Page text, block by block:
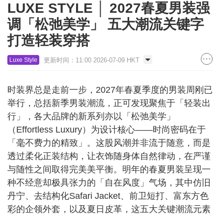
LUXE STYLE │ 2027春夏男装强
调「松弛美学」 五大潮流关键字
打造轻装穿搭
Luxe Style 更新时间：11:00 2026-07-09 HKT
时装界总是走前一步，2027年春夏季度的男装周刚已
举行，总括新季男装潮流，正可发现聚焦于「轻装出
行」，各大品牌的新系列亦以「松弛美学」
（Effortless Luxury）为设计核心——时尚密码在于
「毫不费力的精致」。这股风潮并非流于随意，而是
透过柔化正装结构，让衣饰随身体自然律动，在严谨
与随性之间取得完美美平衡。明年的春夏男装呈现一
种不经意却极具张力的「自在风度」气场，其中仿旧
丹宁、去结构化Safari Jacket、前卫短打、富东方色
彩的企领外套，以及夏日皮革，这五大关键潮流元素